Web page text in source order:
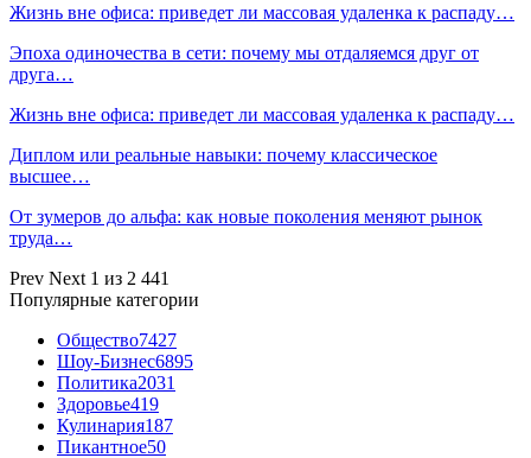
Жизнь вне офиса: приведет ли массовая удаленка к распаду…
Эпоха одиночества в сети: почему мы отдаляемся друг от
друга…
Жизнь вне офиса: приведет ли массовая удаленка к распаду…
Диплом или реальные навыки: почему классическое
высшее…
От зумеров до альфа: как новые поколения меняют рынок
труда…
Prev Next 1 из 2 441
Популярные категории
Общество7427
Шоу-Бизнес6895
Политика2031
Здоровье419
Кулинария187
Пикантное50